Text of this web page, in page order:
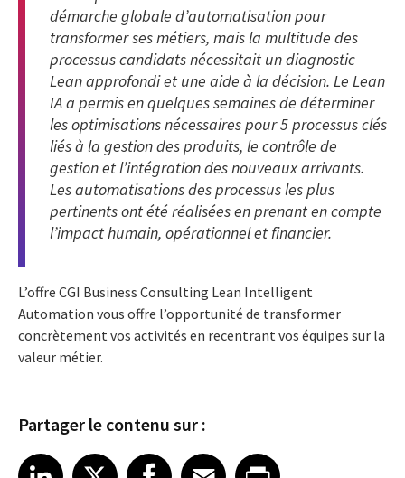
démarche globale d’automatisation pour
transformer ses métiers, mais la multitude des
processus candidats nécessitait un diagnostic
Lean approfondi et une aide à la décision. Le Lean
IA a permis en quelques semaines de déterminer
les optimisations nécessaires pour 5 processus clés
liés à la gestion des produits, le contrôle de
gestion et l’intégration des nouveaux arrivants.
Les automatisations des processus les plus
pertinents ont été réalisées en prenant en compte
l’impact humain, opérationnel et financier.
L’offre CGI Business Consulting Lean Intelligent
Automation vous offre l’opportunité de transformer
concrètement vos activités en recentrant vos équipes sur la
valeur métier.
Partager le contenu sur :
Share article on LinkedIn
LinkedIn
Share article on XShare article on Facebook
Facebook
Share article on Email
EmailShare article on Print